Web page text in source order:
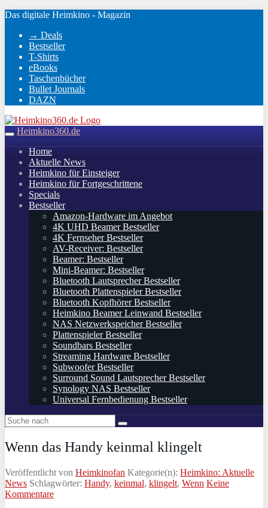
Skip
main
content
Das digitale Heimkino - Magazin
→ Deals
Bestseller
T-Shirts
eBooks
Taschenbücher
Bullet Journals
DAZN
Toggle
navigation
Heimkino360.de
Home
Aktuelle News
Heimkino für Einsteiger
Heimkino für Fortgeschrittene
Specials
Bestseller
Amazon-Hardware im Angebot
4K UHD Beamer Bestseller
4K Fernseher Bestseller
AV-Receiver: Bestseller
Beamer: Bestseller
Mini-Beamer: Bestseller
Bluetooth Lautsprecher Bestseller
Bluetooth Plattenspieler Bestseller
Bluetooth Kopfhörer Bestseller
Heimkino Beamer Leinwand Bestseller
NAS Netzwerkspeicher Bestseller
Plattenspieler Bestseller
Soundbars Bestseller
Streaming Hardware Bestseller
Subwoofer Bestseller
Surround Sound Lautsprecher Bestseller
Synology NAS Bestseller
Universal Fernbedienung Bestseller
Wenn das Handy keinmal klingelt
Veröffentlicht von Heimkinofan Kategorie(n): Heimkino: Aktuelle
News Schlagwörter: Handy, keinmal, klingelt, Wenn Keine
Kommentare